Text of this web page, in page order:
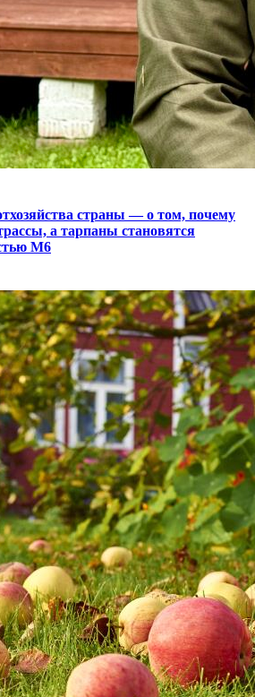
страны — о том, почему
а тарпаны становятся
М6